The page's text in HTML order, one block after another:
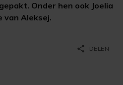
Onder hen ook Joelia
van Aleksej.
share DELEN